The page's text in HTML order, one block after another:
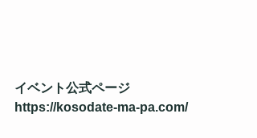
イベント公式ページ
https://kosodate-ma-pa.com/